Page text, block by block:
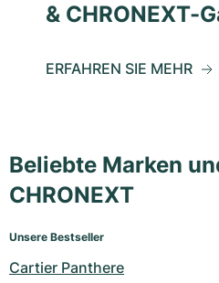
& CHRONEXT-
ERFAHREN SIE MEHR
Beliebte Marken
CHRONEXT
Unsere Bestseller
Cartier Panthere